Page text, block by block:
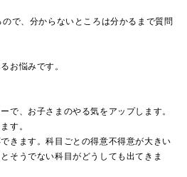
で、分からないところは分かるまで質問
お悩みです。
で、お子さまのやる気をアップします。
す。
きます。科目ごとの得意不得意が大きい
そうでない科目がどうしても出てきま